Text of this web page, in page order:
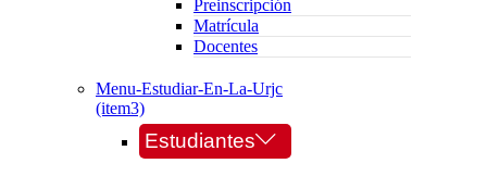
Preinscripción
Matrícula
Docentes
Menu-Estudiar-En-La-Urjc
(item3)
Estudiantes